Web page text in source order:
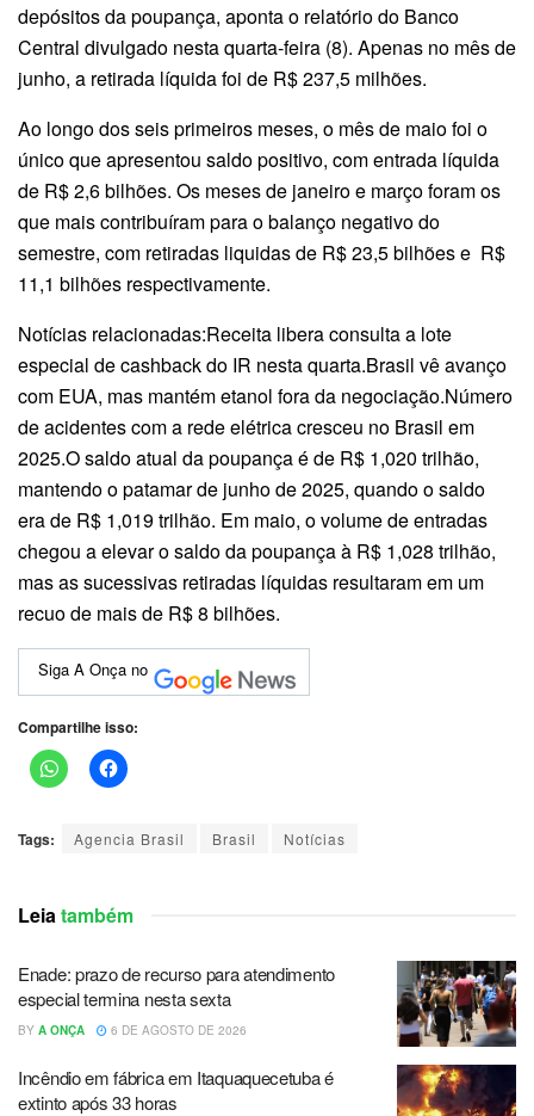
depósitos da poupança, aponta o relatório do Banco
Central divulgado nesta quarta-feira (8). Apenas no mês de
junho, a retirada líquida foi de R$ 237,5 milhões.
Ao longo dos seis primeiros meses, o mês de maio foi o
único que apresentou saldo positivo, com entrada líquida
de R$ 2,6 bilhões. Os meses de janeiro e março foram os
que mais contribuíram para o balanço negativo do
semestre, com retiradas liquidas de R$ 23,5 bilhões e R$
11,1 bilhões respectivamente.
Notícias relacionadas:Receita libera consulta a lote
especial de cashback do IR nesta quarta.Brasil vê avanço
com EUA, mas mantém etanol fora da negociação.Número
de acidentes com a rede elétrica cresceu no Brasil em
2025.O saldo atual da poupança é de R$ 1,020 trilhão,
mantendo o patamar de junho de 2025, quando o saldo
era de R$ 1,019 trilhão. Em maio, o volume de entradas
chegou a elevar o saldo da poupança à R$ 1,028 trilhão,
mas as sucessivas retiradas líquidas resultaram em um
recuo de mais de R$ 8 bilhões.
Siga A Onça no
Compartilhe isso:
Tags: Agencia Brasil Brasil Notícias
Leiatambém
Enade: prazo de recurso para atendimento
especial termina nesta sexta
BY A ONÇA 6 DE AGOSTO DE 2026
Incêndio em fábrica em Itaquaquecetuba é
extinto após 33 horas